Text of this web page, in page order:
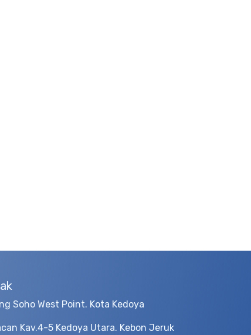
Soho West Point. Kota Kedoya
Kav.4-5 Kedoya Utara. Kebon Jeruk